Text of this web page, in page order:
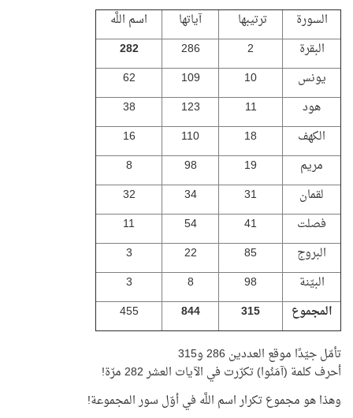
السورة
ترتيبها آياتها
اسم اللَّه
البقرة
2
286
282
يونس
10
109
62
هود
11
123
38
الكهف
18
110
16
مريم
19
98
8
لقمان
31
34
32
فصلت
41
54
11
البروج
85
22
3
البيّنة
98
8
3
المجموع
315
844
455
تأمّل جيّدًا موقع العددين 286 و315
أحرف كلمة (آمَنُوا) تكرّرت في الآيات العشر 282 مرّة!
وهذا هو مجموع تكرار اسم اللَّه في أوّل سور المجموعة!